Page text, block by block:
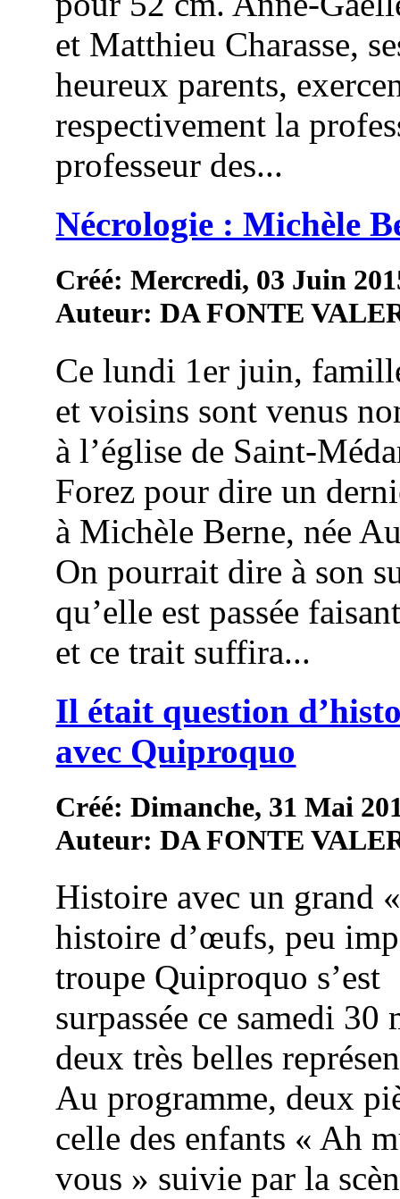
et Matthieu Charasse,
heureux parents,
respectivement la
professeur des...
Nécrologie : Michèle
Créé: Mercredi, 03 Juin
Auteur: DA FONTE
Ce lundi 1er juin,
et voisins sont venus
à l’église de Saint-
Forez pour dire un
à Michèle Berne, née
On pourrait dire à son
qu’elle est passée
et ce trait suffira...
Il était question
avec Quiproquo
Créé: Dimanche, 31 Mai
Auteur: DA FONTE
Histoire avec un grand
histoire d’œufs, peu
troupe Quiproquo s’est
surpassée ce samedi 30
deux très belles
Au programme, deux
celle des enfants « Ah
vous » suivie par la